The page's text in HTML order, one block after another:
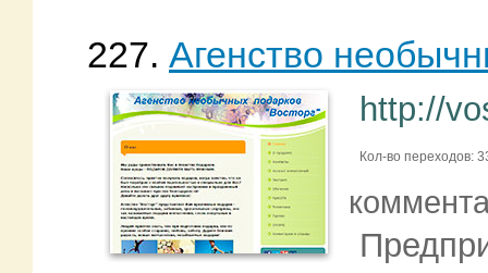
227. Агенство
http://
Кол-во переходов: